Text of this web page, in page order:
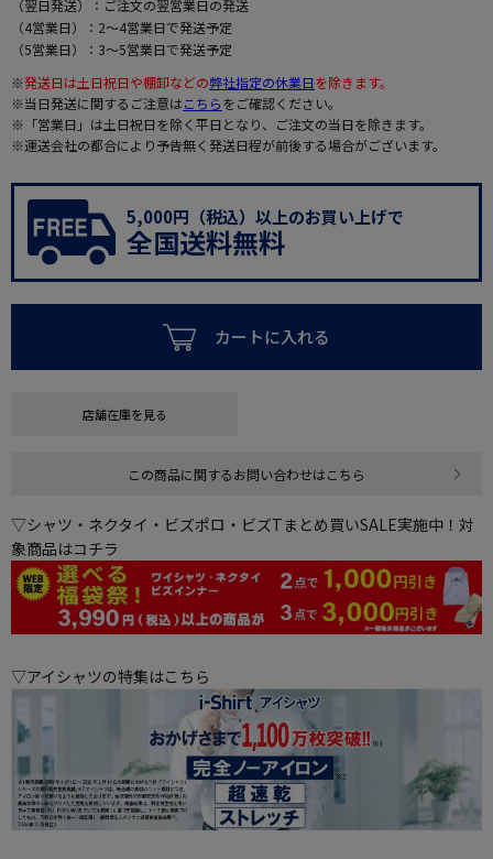
（翌日発送）：ご注文の翌営業日の発送
（4営業日）：2～4営業日で発送予定
（5営業日）：3～5営業日で発送予定
※発送日は土日祝日や棚卸などの弊社指定の休業日を除きます。
※当日発送に関するご注意はこちらをご確認ください。
※「営業日」は土日祝日を除く平日となり、ご注文の当日を除きます。
※運送会社の都合により予告無く発送日程が前後する場合がございます。
5,000円（税込）以上のお買い上げで
全国送料無料
カートに入れる
店舗在庫を見る
この商品に関するお問い合わせはこちら
▽シャツ・ネクタイ・ビズポロ・ビズTまとめ買いSALE実施中！対
象商品はコチラ
▽アイシャツの特集はこちら